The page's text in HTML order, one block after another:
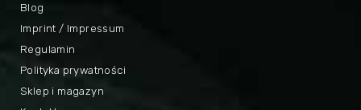
Imprint / Impressum
Regulamin
Polityka prywatności
Sklep i magazyn
Blog